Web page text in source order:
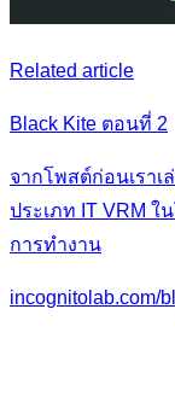
Related article
Black Kite ตอนที่ 2
จากโพสต์ก่อนเราเ
ประเภท IT VRM ใ
การทำงาน
incognitolab.com/